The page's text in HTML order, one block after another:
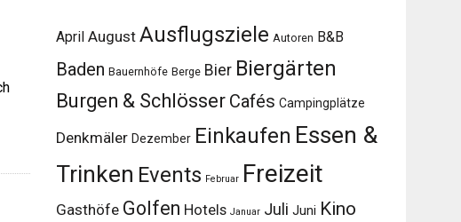
April August Ausflugsziele Autoren B&B
Baden Bauernhöfe Berge Bier Biergärten
Burgen & Schlösser Cafés Campingplätze
Denkmäler Dezember Einkaufen Essen &
Trinken Events Februar Freizeit
Gasthöfe Golfen Hotels Januar Juli Juni Kino